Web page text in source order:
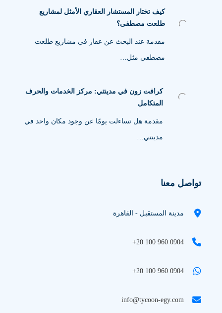
كيف تختار المستشار العقاري الأمثل لمشاريع
طلعت مصطفى؟
مقدمة عند البحث عن عقار في مشاريع طلعت
مصطفى مثل…
كرافت زون في مدينتي: مركز الخدمات والحرف
المتكامل
مقدمة هل تساءلت يومًا عن وجود مكان واحد في
مدينتي…
تواصل معنا
مدينة المستقبل - القاهرة
+20 100 960 0904
+20 100 960 0904
info@tycoon-egy.com